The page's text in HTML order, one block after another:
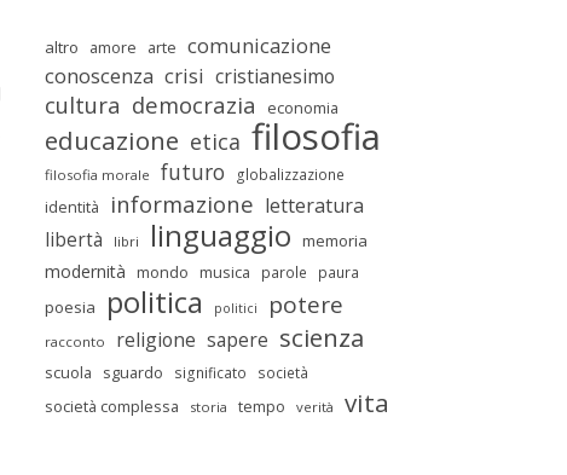
altro amore arte comunicazione
conoscenza crisi cristianesimo
cultura democrazia economia
educazione etica filosofia
filosofia morale futuro globalizzazione
identità informazione letteratura
libertà
libri linguaggio memoria
modernità mondo musica parole paura
poesia politica politici potere
racconto religione sapere scienza
scuola sguardo significato società
società complessa storia tempo verità vita